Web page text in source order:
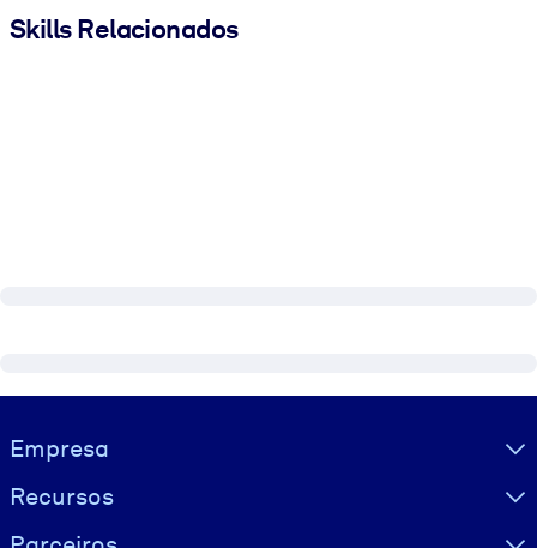
Skills Relacionados
Visually hidden Text
Empresa
Recursos